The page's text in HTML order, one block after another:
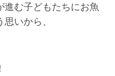
進む子どもたちにお魚
いから、